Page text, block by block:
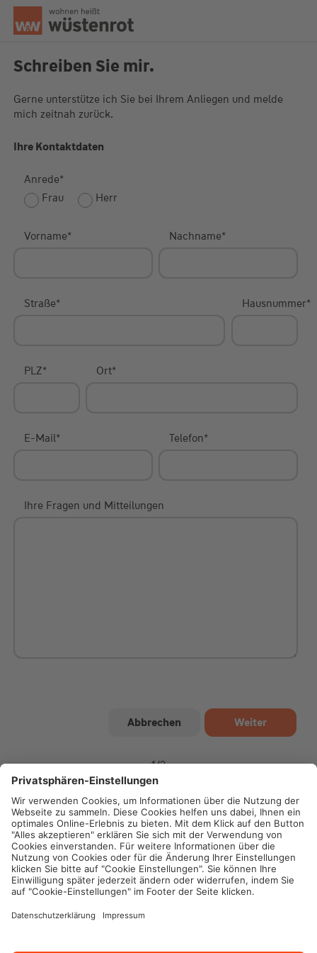
Seitenanfang
Schreiben Sie mir.
Gerne unterstütze ich Sie bei Ihrem Anliegen und melde
mich zeitnah zurück.
Ihre Kontaktdaten
Anrede*
Frau
Herr
Vorname* Nachname*
Straße* Hausnummer*
PLZ* Ort*
E-Mail* Telefon*
Ihre Fragen und Mitteilungen
1/2
Impressum
Datenschutz
Cookie-Einstellungen
Unsere Chatzeiten:
Fr: 9:00 Uhr - 18:00 Uhr